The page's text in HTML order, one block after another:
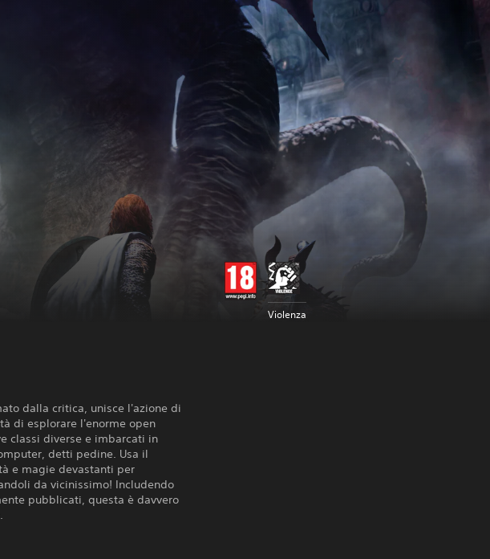
Violenza
dalla critica, unisce l'azione di
di esplorare l'enorme open
classi diverse e imbarcati in
detti pedine. Usa il
e magie devastanti per
da vicinissimo! Includendo
pubblicati, questa è davvero